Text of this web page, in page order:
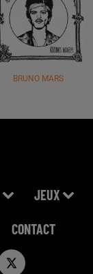
BRUNO MARS
JEUX
CONTACT